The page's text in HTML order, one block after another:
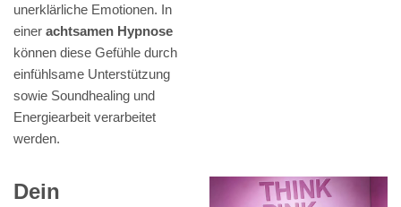
unerklärliche Emotionen. In
einer achtsamen Hypnose
können diese Gefühle durch
einfühlsame Unterstützung
sowie Soundhealing und
Energiearbeit verarbeitet
werden.
Dein